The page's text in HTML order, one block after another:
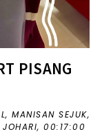
PISANG
, MANISAN SEJUK,
00:17:00